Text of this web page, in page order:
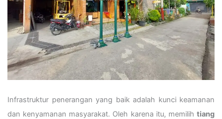
Infrastruktur penerangan yang baik adalah kunci keamanan
dan kenyamanan masyarakat. Oleh karena itu, memilih tiang